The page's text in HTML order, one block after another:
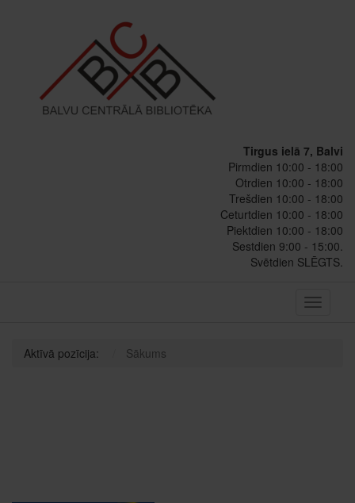
Tirgus ielā 7, Balvi
Pirmdien 10:00 - 18:00
Otrdien 10:00 - 18:00
Trešdien 10:00 - 18:00
Ceturtdien 10:00 - 18:00
Piektdien 10:00 - 18:00
Sestdien 9:00 - 15:00.
Svētdien SLĒGTS.
Toggle
Aktīvā pozīcija: Sākums